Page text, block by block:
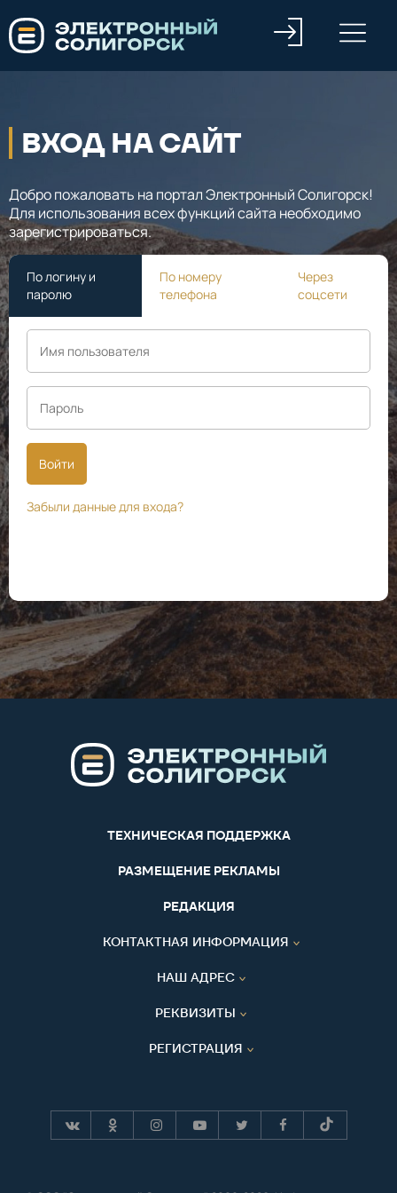
ВХОД НА САЙТ
Добро пожаловать на портал Электронный Солигорск!
Для использования всех функций сайта необходимо
зарегистрироваться.
По логину и
паролю
По номеру
телефона
Через
соцсети
Войти
Забыли данные для входа?
ТЕХНИЧЕСКАЯ ПОДДЕРЖКА
РАЗМЕЩЕНИЕ РЕКЛАМЫ
РЕДАКЦИЯ
КОНТАКТНАЯ ИНФОРМАЦИЯ
НАШ АДРЕС
РЕКВИЗИТЫ
РЕГИСТРАЦИЯ